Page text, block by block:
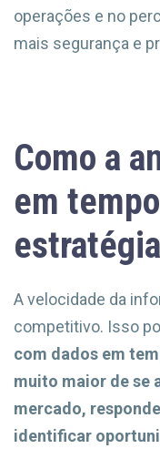
operações e no
mais segurança e
Como a
em
A velocidade da
competitivo. Isso
com dados em
muito maior de se
mercado,
identificar